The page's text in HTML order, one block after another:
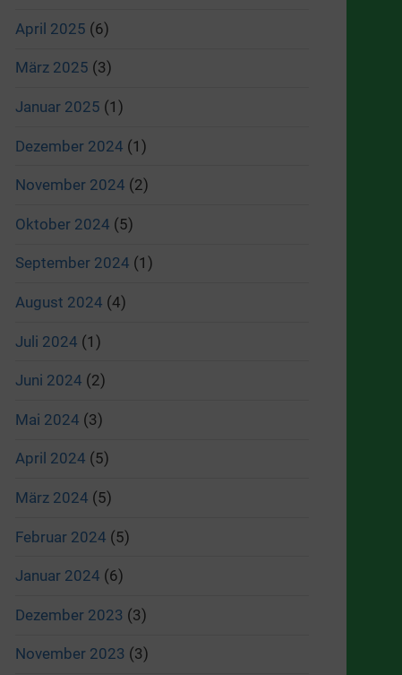
April 2025 (6)
März 2025 (3)
Januar 2025 (1)
Dezember 2024 (1)
November 2024 (2)
Oktober 2024 (5)
September 2024 (1)
August 2024 (4)
Juli 2024 (1)
Juni 2024 (2)
Mai 2024 (3)
April 2024 (5)
März 2024 (5)
Februar 2024 (5)
Januar 2024 (6)
Dezember 2023 (3)
November 2023 (3)